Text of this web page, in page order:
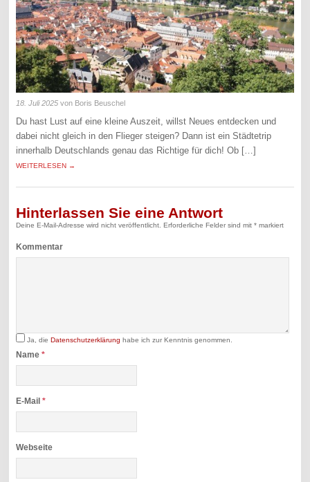
18. Juli 2025 von Boris Beuschel
Du hast Lust auf eine kleine Auszeit, willst Neues entdecken und
dabei nicht gleich in den Flieger steigen? Dann ist ein Städtetrip
innerhalb Deutschlands genau das Richtige für dich! Ob […]
WEITERLESEN →
Hinterlassen Sie eine Antwort
Deine E-Mail-Adresse wird nicht veröffentlicht. Erforderliche Felder sind mit* markiert
Kommentar
Ja, dieDatenschutzerklärung habe ich zur Kenntnis genommen.
Name*
E-Mail*
Webseite